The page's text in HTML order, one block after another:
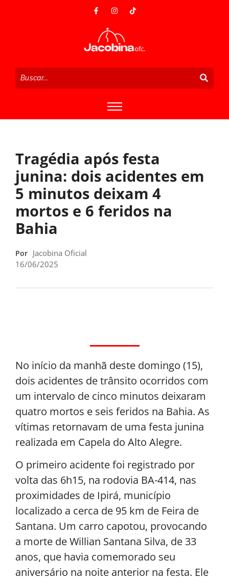
Tragédia após festa
junina: dois acidentes em
5 minutos deixam 4
mortos e 6 feridos na
Bahia
Por Jacobina Oficial
16/06/2025
No início da manhã deste domingo (15),
dois acidentes de trânsito ocorridos com
um intervalo de cinco minutos deixaram
quatro mortos e seis feridos na Bahia. As
vítimas retornavam de uma festa junina
realizada em Capela do Alto Alegre.
O primeiro acidente foi registrado por
volta das 6h15, na rodovia BA-414, nas
proximidades de Ipirá, município
localizado a cerca de 95 km de Feira de
Santana. Um carro capotou, provocando
a morte de Willian Santana Silva, de 33
anos, que havia comemorado seu
aniversário na noite anterior na festa. Ele